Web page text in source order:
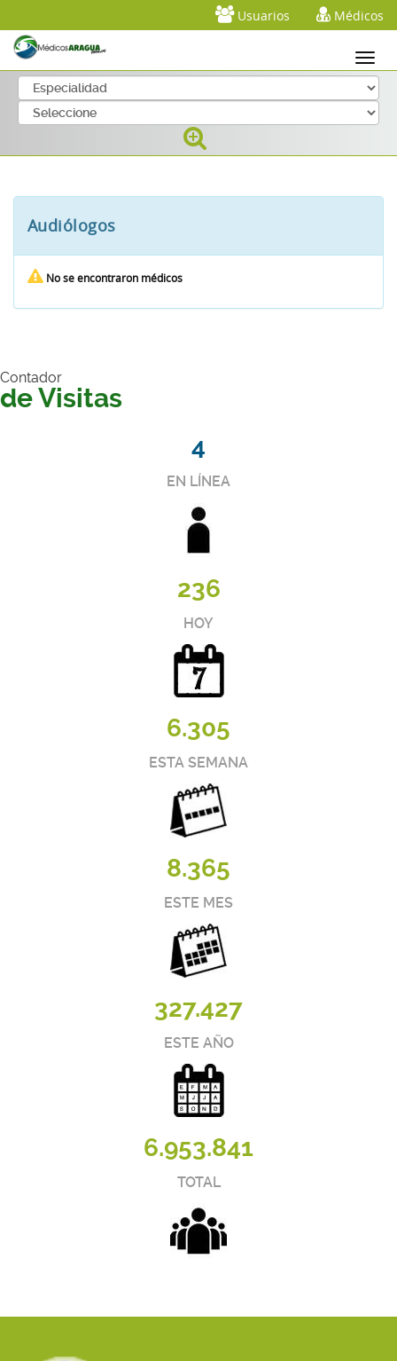
Médicos
Usuarios
Audiólogos
No se encontraron médicos
Contador
de Visitas
4
EN LÍNEA
236
HOY
6.305
ESTA SEMANA
8.365
ESTE MES
327.427
ESTE AÑO
6.953.841
TOTAL